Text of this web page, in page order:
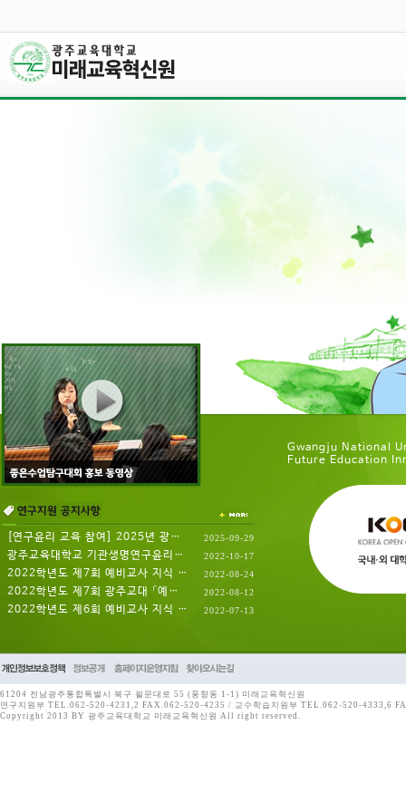
[연구윤리 교육 참여] 2025년 광주교육대... 2025-09-29
광주교육대학교 기관생명연구윤리위원... 2022-10-17
2022학년도 제7회 예비교사 지식 멘토링(... 2022-08-24
2022학년도 제7회 광주교대 「예비교사... 2022-08-12
2022학년도 제6회 예비교사 지식 멘토링(... 2022-07-13
Gwangju National
Future Education
61204 전남광주통합특별시 북구 필문대로 55 (풍향동 1-1) 미래교육혁신원
연구지원부 TEL.062-520-4231,2 FAX.062-520-4235 / 교수학습지원부 TEL.062-520-4333,6
Copyright 2013 BY 광주교육대학교 미래교육혁신원 All right reserved.